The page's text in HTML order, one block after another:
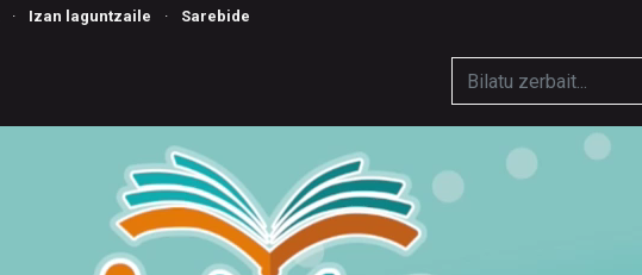
· Izan laguntzaile · Sarebide